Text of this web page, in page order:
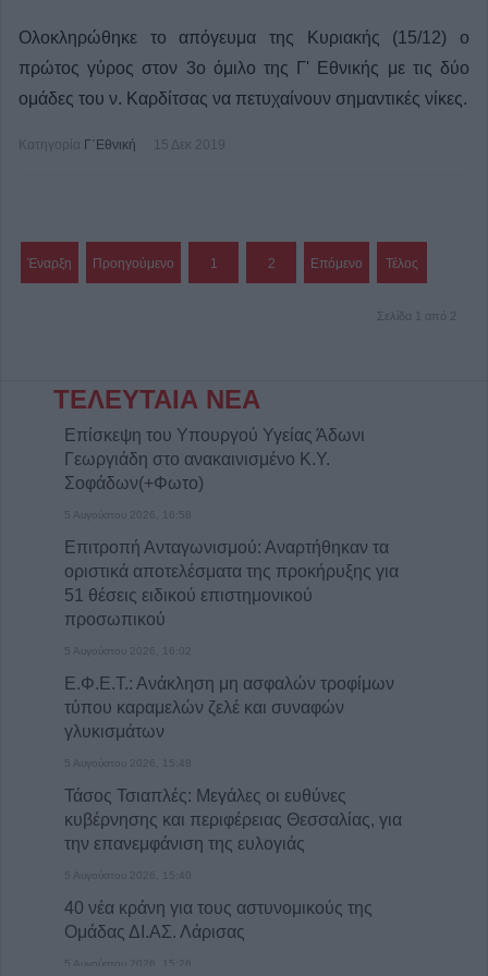
Ολοκληρώθηκε το απόγευμα της Κυριακής (15/12) ο
πρώτος γύρος στον 3ο όμιλο της Γ' Εθνικής με τις δύο
ομάδες του ν. Καρδίτσας να πετυχαίνουν σημαντικές νίκες.
Κατηγορία Γ΄Εθνική 15 Δεκ 2019
Έναρξη Προηγούμενο 1 2 Επόμενο Τέλος
Σελίδα 1 από 2
ΤΕΛΕΥΤΑΙΑ ΝΕΑ
Επίσκεψη του Υπουργού Υγείας Άδωνι
Γεωργιάδη στο ανακαινισμένο Κ.Y.
Σοφάδων(+Φωτο)
5 Αυγούστου 2026, 16:58
Επιτροπή Ανταγωνισμού: Αναρτήθηκαν τα
οριστικά αποτελέσματα της προκήρυξης για
51 θέσεις ειδικού επιστημονικού
προσωπικού
5 Αυγούστου 2026, 16:02
Ε.Φ.Ε.Τ.: Ανάκληση μη ασφαλών τροφίμων
τύπου καραμελών ζελέ και συναφών
γλυκισμάτων
5 Αυγούστου 2026, 15:48
Τάσος Τσιαπλές: Μεγάλες οι ευθύνες
κυβέρνησης και περιφέρειας Θεσσαλίας, για
την επανεμφάνιση της ευλογιάς
5 Αυγούστου 2026, 15:40
40 νέα κράνη για τους αστυνομικούς της
Ομάδας ΔΙ.ΑΣ. Λάρισας
5 Αυγούστου 2026, 15:26